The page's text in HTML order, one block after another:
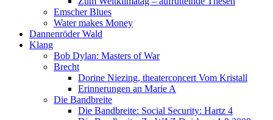
Emscher Blues
Water makes Money
Dannenröder Wald
Klang
Bob Dylan: Masters of War
Brecht
Dorine Niezing, theaterconcert Vom Kristall
Erinnerungen an Marie A
Die Bandbreite
Die Bandbreite: Social Security: Hartz 4